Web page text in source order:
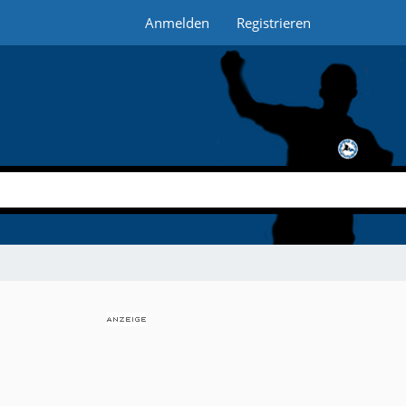
Anmelden Registrieren